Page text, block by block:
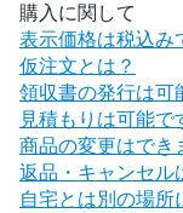
購入に関して
表示価格は税込み
仮注文とは？
領収書の発行は可
見積もりは可能で
商品の変更はでき
返品・キャンセル
自宅とは別の場所